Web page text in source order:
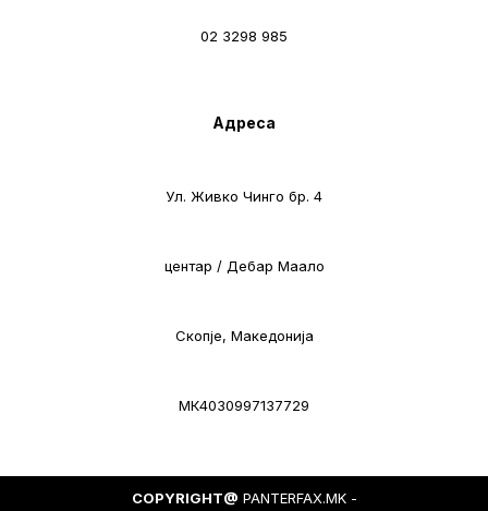
02 3298 985
Адреса
Ул. Живко Чинго бр. 4
центар / Дебар Маало
Скопје, Македонија
МК4030997137729
COPYRIGHT@ PANTERFAX.MK -